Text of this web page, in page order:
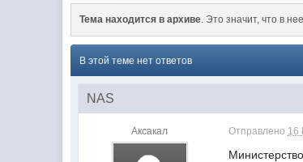
Тема находится в архиве. Это значит, что в
В этой теме нет ответов
NAS
Аксакал Отправлено 16